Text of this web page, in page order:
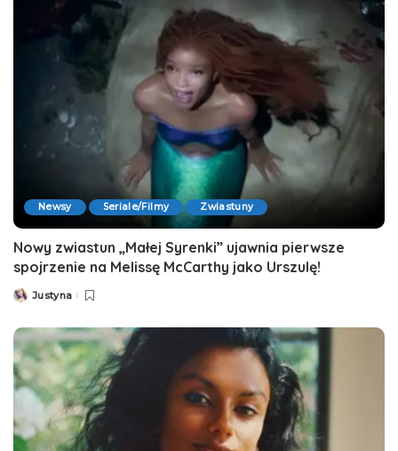
Newsy Seriale/Filmy Zwiastuny
Nowy zwiastun „Małej Syrenki” ujawnia pierwsze
spojrzenie na Melissę McCarthy jako Urszulę!
PostedJustyna